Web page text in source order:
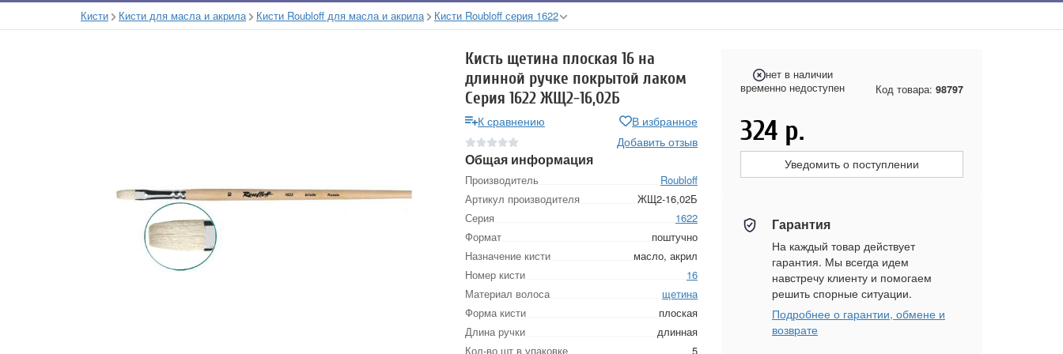
Кисти Кисти для масла и акрила Кисти Roubloff для масла и акрила Кисти Roubloff серия 1622
Кисть щетина плоская 16 на
длинной ручке покрытой лаком
Серия 1622 ЖЩ2-16,02Б
К сравнению
В избранное
Добавить отзыв
Общая информация
Производитель
Roubloff
Артикул производителя
ЖЩ2-16,02Б
Серия
1622
Формат
поштучно
Назначение кисти
масло, акрил
Номер кисти
16
Материал волоса
щетина
Форма кисти
плоская
Длина ручки
длинная
Кол-во шт в упаковке
5
нет в наличии
временно недоступен
Код товара: 98797
324 р.
Уведомить о поступлении
Гарантия
На каждый товар действует
гарантия. Мы всегда идем
навстречу клиенту и помогаем
решить спорные ситуации.
Подробнее о гарантии, обмене и
возврате